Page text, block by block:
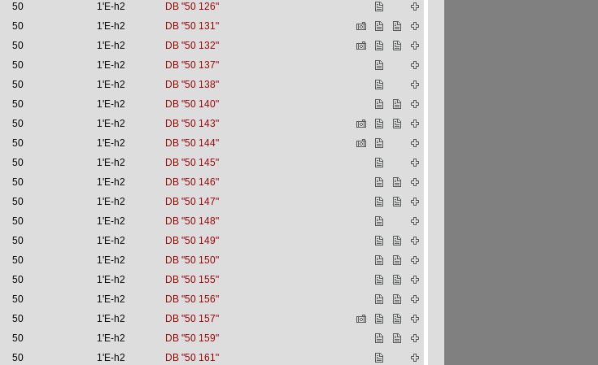
50 1'E-h2
DB "50 126"
50 1'E-h2
DB "50 131"
50 1'E-h2
DB "50 132"
50 1'E-h2
DB "50 137"
50 1'E-h2
DB "50 138"
50 1'E-h2
DB "50 140"
50 1'E-h2
DB "50 143"
50 1'E-h2
DB "50 144"
50 1'E-h2
DB "50 145"
50 1'E-h2
DB "50 146"
50 1'E-h2
DB "50 147"
50 1'E-h2
DB "50 148"
50 1'E-h2
DB "50 149"
50 1'E-h2
DB "50 150"
50 1'E-h2
DB "50 155"
50 1'E-h2
DB "50 156"
50 1'E-h2
DB "50 157"
50 1'E-h2
DB "50 159"
50 1'E-h2
DB "50 161"